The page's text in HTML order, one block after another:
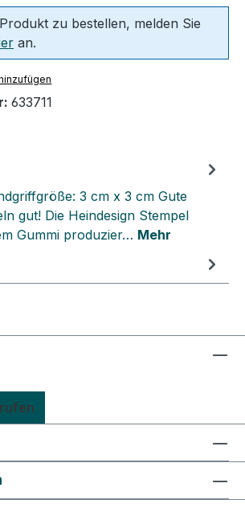
zu bestellen, melden Sie
an.
633711
3 cm x 3 cm Gute
gut! Die Heindesign Stempel
Gummi produzier… Mehr